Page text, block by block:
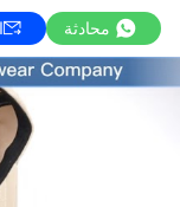
محادثة